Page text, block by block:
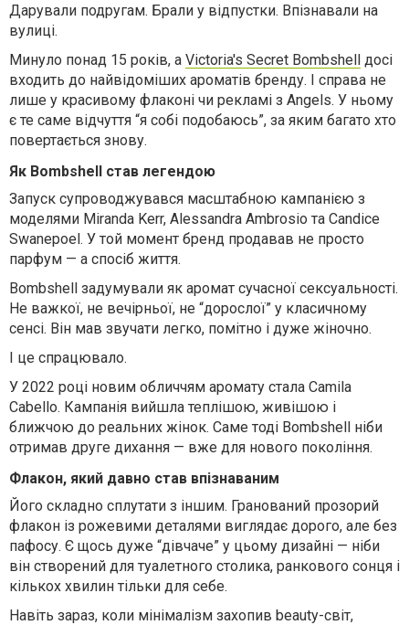
Дарували подругам. Брали у відпустки. Впізнавали на
вулиці.
Минуло понад 15 років, а Victoria's Secret Bombshell досі
входить до найвідоміших ароматів бренду. І справа не
лише у красивому флаконі чи рекламі з Angels. У ньому
є те саме відчуття “я собі подобаюсь”, за яким багато хто
повертається знову.
Як Bombshell став легендою
Запуск супроводжувався масштабною кампанією з
моделями Miranda Kerr, Alessandra Ambrosio та Candice
Swanepoel. У той момент бренд продавав не просто
парфум — а спосіб життя.
Bombshell задумували як аромат сучасної сексуальності.
Не важкої, не вечірньої, не “дорослої” у класичному
сенсі. Він мав звучати легко, помітно і дуже жіночно.
І це спрацювало.
У 2022 році новим обличчям аромату стала Camila
Cabello. Кампанія вийшла теплішою, живішою і
ближчою до реальних жінок. Саме тоді Bombshell ніби
отримав друге дихання — вже для нового покоління.
Флакон, який давно став впізнаваним
Його складно сплутати з іншим. Гранований прозорий
флакон із рожевими деталями виглядає дорого, але без
пафосу. Є щось дуже “дівчаче” у цьому дизайні — ніби
він створений для туалетного столика, ранкового сонця і
кількох хвилин тільки для себе.
Навіть зараз, коли мінімалізм захопив beauty-світ,